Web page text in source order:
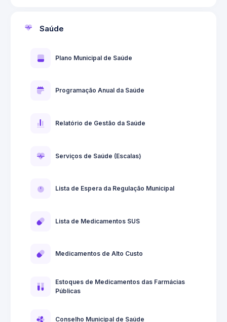
Saúde
Plano Municipal de Saúde
Programação Anual da Saúde
Relatório de Gestão da Saúde
Serviços de Saúde (Escalas)
Lista de Espera da Regulação Municipal
Lista de Medicamentos SUS
Medicamentos de Alto Custo
Estoques de Medicamentos das Farmácias
Públicas
Conselho Municipal de Saúde